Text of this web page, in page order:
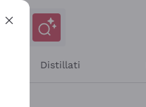
Distillati